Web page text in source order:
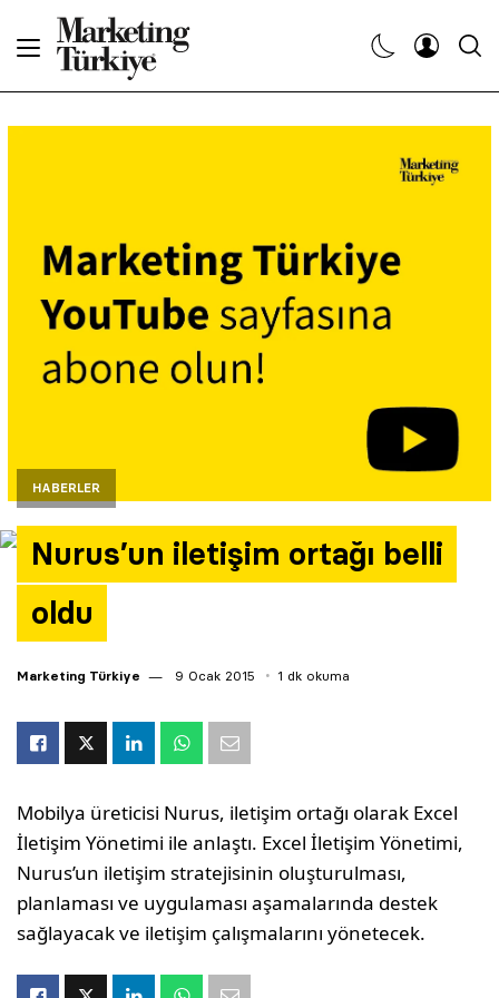
HABERLER
Nurus’un iletişim ortağı belli
oldu
Marketing Türkiye 9 Ocak 2015 1 dk okuma
Mobilya üreticisi Nurus, iletişim ortağı olarak Excel
İletişim Yönetimi ile anlaştı. Excel İletişim Yönetimi,
Nurus’un iletişim stratejisinin oluşturulması,
planlaması ve uygulaması aşamalarında destek
sağlayacak ve iletişim çalışmalarını yönetecek.
Dergiler
Etkinlikler
Yazarlar
Araştırma